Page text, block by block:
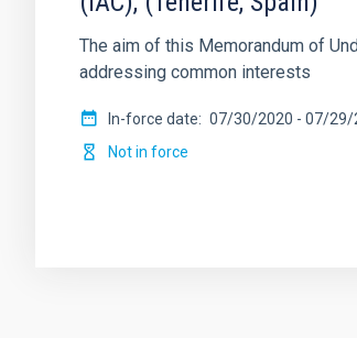
The aim of this Memorandum of
addressing common interests
In-force date 07/30/2020 - 07/29/
Not in force